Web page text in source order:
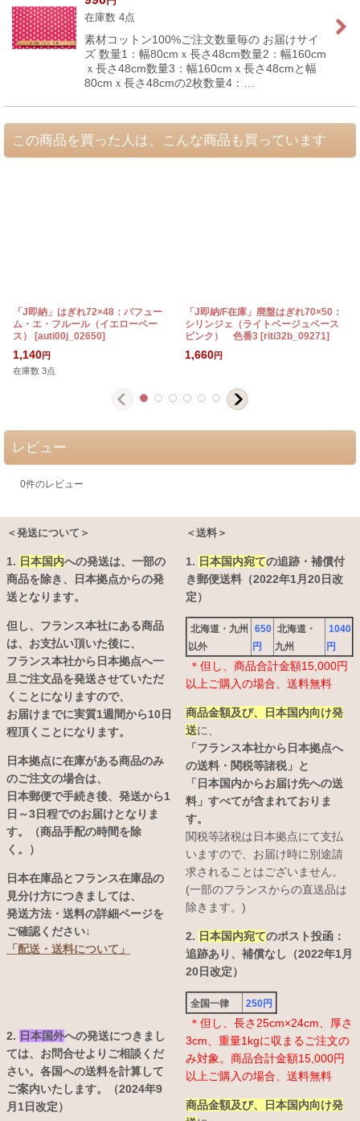
在庫数 4点
素材コットン100%ご注文数量毎の お届けサイ
ズ 数量1：幅80cmｘ長さ48cm数量2：幅160cm
ｘ長さ48cm数量3：幅160cmｘ長さ48cmと幅
80cmｘ長さ48cmの2枚数量4：…
この商品を買った人は、こんな商品も買っています
「J即納」はぎれ72×48：パフュー
ム・エ・フルール（イエローベー
ス）
[auti00j_02650]
1,140円
在庫数 3点
「J即納/F在庫」廃盤はぎれ70×50：
シリンジェ（ライトベージュベース
ピンク） 色番3 [riti32b_09271]
1,660円
レビュー
0件のレビュー
＜発送について＞
1. 日本国内への発送は、 一部の
商品を除き、日本拠点からの発
送となります。
但し、フランス本社にある商品
は、お支払い頂いた後に、
フランス本社から日本拠点へ一
旦ご注文品を発送させていただ
くことになりますので、
お届けまでに実質1週間から10日
程頂くことになります。
日本拠点に在庫がある商品のみ
のご注文の場合は、
日本郵便で手続き後、発送から1
日～3日程でのお届けとなりま
す。（商品手配の時間を除
く。）
日本在庫品とフランス在庫品の
見分け方につきましては、
発送方法・送料の詳細ページを
ご確認ください↓
「配送・送料について」
2. 日本国外への発送につきまし
ては、お問合せよりご相談くだ
さい。各国への送料を計算して
ご案内いたします。（2024年9
月1日改定）
＜送料＞
1. 日本国内宛ての追跡・補償付
き郵便送料（2022年1月20日改
定）
北海道・九州
以外
650
円
北海道・
九州
1040
円
＊但し、商品合計金額15,000円
以上ご購入の場合、送料無料
商品金額及び、日本国内向け発
送に、
「フランス本社から日本拠点へ
の送料・関税等諸税」と
「日本国内からお届け先への送
料」すべてが含まれておりま
す。
関税等諸税は日本拠点にて支払
いますので、お届け時に別途請
求されることはございません。
(一部のフランスからの直送品は
除きます。)
2. 日本国内宛てのポスト投函：
追跡あり、補償なし（2022年1月
20日改定）
全国一律 250円
＊但し、長さ25cm×24cm、厚さ
3cm、重量1kgに収まるご注文の
み対象。商品合計金額15,000円
以上ご購入の場合、送料無料
商品金額及び、日本国内向け発